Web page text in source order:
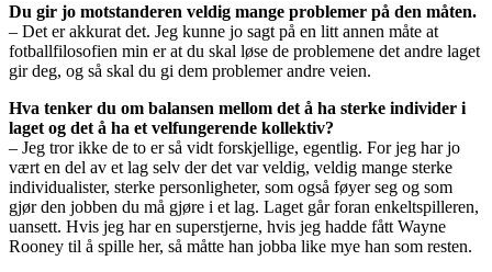
Du gir jo motstanderen veldig mange problemer på den måten.
– Det er akkurat det. Jeg kunne jo sagt på en litt annen måte at
fotballfilosofien min er at du skal løse de problemene det andre laget
gir deg, og så skal du gi dem problemer andre veien.
Hva tenker du om balansen mellom det å ha sterke individer i
laget og det å ha et velfungerende kollektiv?
– Jeg tror ikke de to er så vidt forskjellige, egentlig. For jeg har jo
vært en del av et lag selv der det var veldig, veldig mange sterke
individualister, sterke personligheter, som også føyer seg og som
gjør den jobben du må gjøre i et lag. Laget går foran enkeltspilleren,
uansett. Hvis jeg har en superstjerne, hvis jeg hadde fått Wayne
Rooney til å spille her, så måtte han jobba like mye han som resten.